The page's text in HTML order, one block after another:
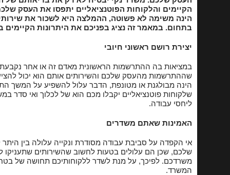
ניקיון לאחר
פוליש
ניקוי חלונות
הברקת
הקיימים והלקוחות הפוטנציאליים יתפסו את העסק
הינה משימה לא פשוטה, ההמלצה היא לשכור את
בתחום. במאמר זה נציג בפניכם את היתרונות
יצירת רושם ראשוני חיובי
במציאות בה ההתרשמות הראשונית מאדם זה או אחר
שההתרשמות מהעסק שלכם והשירותים אותם הוא יכול
הינה מבולגנת או מטונפת, הדבר עלול להשפיע על המשך
שלקוחות פוטנציאליים יקבלו מכם הוא של לכלוך ואי סדר
ליחסי עבודה.
האמינות שאתם משדרים
אי הקפדה על סביבת עבודה מסודרת ונקייה עלולה בין
שלכם, שכן הם עלולים בטעות לחשוב שהשירותים שתעניקו
משרדכם. לפיכך, על מנת לשדר ללקוחותיכם תחושה של
המשרד.